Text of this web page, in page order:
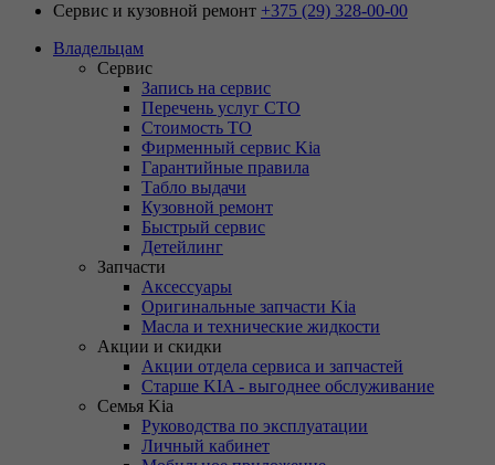
Сервис и кузовной ремонт +375 (29) 328-00-00
Владельцам
Сервис
Запись на сервис
Перечень услуг СТО
Стоимость ТО
Фирменный сервис Kia
Гарантийные правила
Табло выдачи
Кузовной ремонт
Быстрый сервис
Детейлинг
Запчасти
Аксессуары
Оригинальные запчасти Kia
Масла и технические жидкости
Акции и скидки
Акции отдела сервиса и запчастей
Старше KIA - выгоднее обслуживание
Семья Kia
Руководства по эксплуатации
Личный кабинет